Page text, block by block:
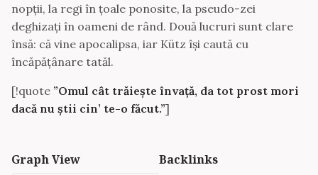
nopții, la regi în țoale ponosite, la pseudo-zei
deghizați în oameni de rând. Două lucruri sunt clare
însă: că vine apocalipsa, iar Kütz își caută cu
încăpățânare tatăl.
[!quote ”Omul cât trăiește învață, da tot prost mori
dacă nu știi cin’ te-o făcut.”]
Graph View Backlinks